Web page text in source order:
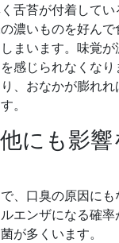
舌苔が付着して
濃いものを好ん
まいます。味覚
感じられなくな
、おなかが膨れれ
。
にも影響
、口臭の原因に
エンザになる確
が多くいます。